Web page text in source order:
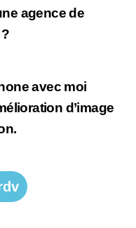
agence de
avec moi
d’image